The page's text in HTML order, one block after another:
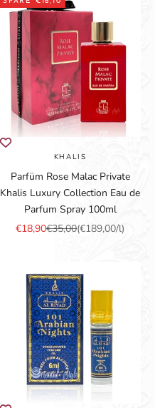
KHALIS
Parfüm Rose Malac Private
Khalis Luxury Collection Eau de
Parfum Spray 100ml
Angebot
€18,90Regulärer Preis
€35,00(€189,00/l)